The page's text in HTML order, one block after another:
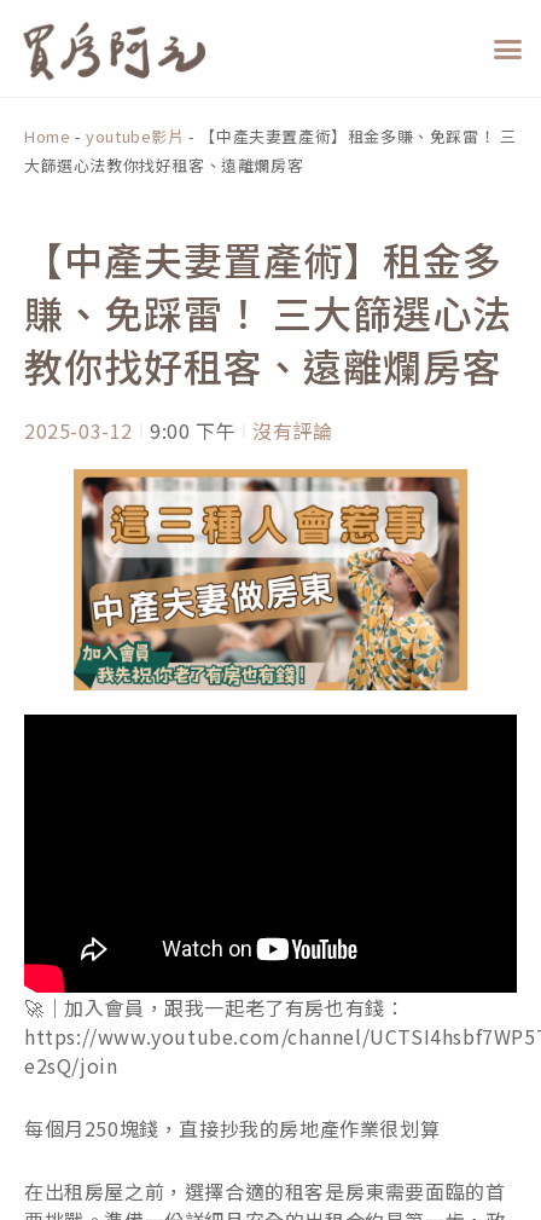
Home -youtube影片 -
【中產夫妻置產術】租金多賺、免踩雷！ 三
大篩選心法教你找好租客、遠離爛房客
【中產夫妻置產術】租金多
賺、免踩雷！ 三大篩選心法
教你找好租客、遠離爛房客
2025-03-12 9:00 下午 沒有評論
🚀｜加入會員，跟我一起老了有房也有錢：
https://www.youtube.com/channel/
e2sQ/join
每個月250塊錢，直接抄我的房地產作業很划算
在出租房屋之前，選擇合適的租客是房東需要面臨的首